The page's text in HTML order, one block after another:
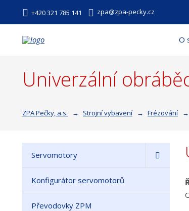
+420 321 785 141 zpa@zpa-pecky.cz
O
Univerzální
ZPA Pečky, a.s. Strojní vybavení Frézování
Servomotory
Konfigurátor servomotorů
Převodovky ZPM